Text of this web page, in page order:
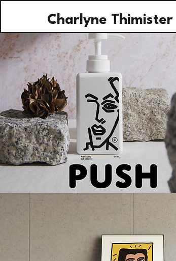
Charlyne Thimister